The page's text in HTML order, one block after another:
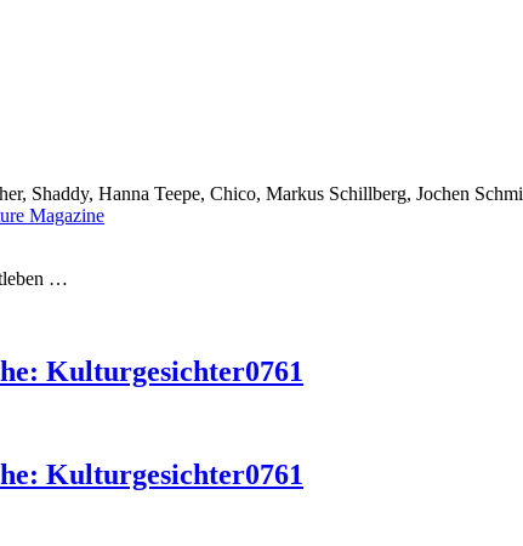
Shaddy, Hanna Teepe, Chico, Markus Schillberg, Jochen
…
Kulturgesichter0761
Kulturgesichter0761